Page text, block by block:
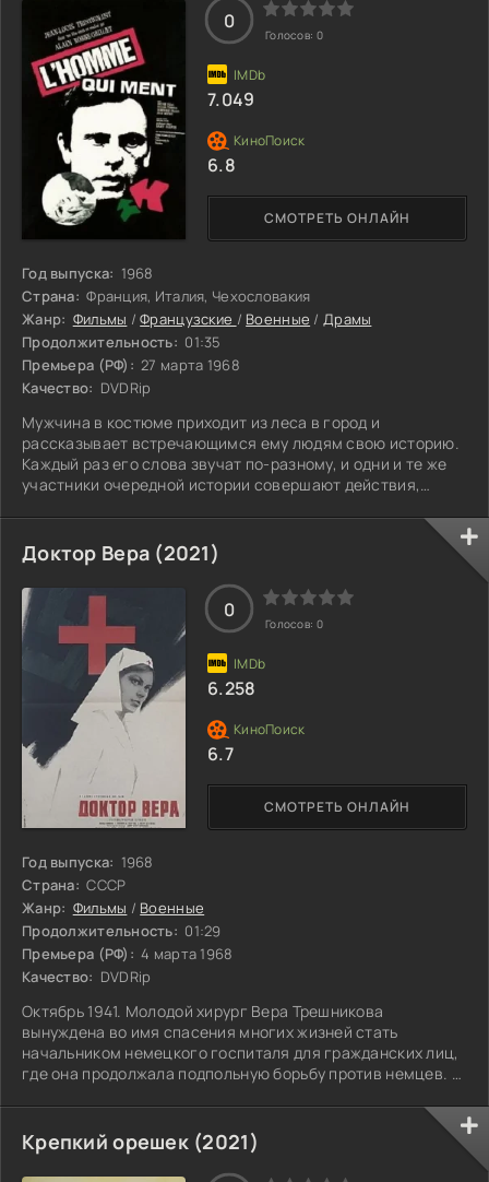
Год выпуска: 1968
Страна: Франция, Италия, Чехословакия
Жанр: Фильмы /Французские / Военные / Драмы
Продолжительность: 01:35
Премьера (РФ): 27 марта 1968
Качество: DVDRip
Мужчина в костюме приходит из леса в город и
рассказывает встречающимся ему людям свою историю.
Каждый раз его слова звучат по-разному, и одни и те же
участники очередной истории совершают действия,
рассказе. Вы скажете, что он лжец. Это слишком простое
объяснение всему тому, о чем показывает режиссер в
этой картине.
СМОТРЕТЬ ОНЛАЙН
0
Голосов: 0
7.049
6.8
Доктор Вера (2021)
Год выпуска: 1968
Страна: СССР
Жанр: Фильмы / Военные
Продолжительность: 01:29
Премьера (РФ): 4 марта 1968
Качество: DVDRip
Октябрь 1941. Молодой хирург Вера Трешникова
вынуждена во имя спасения многих жизней стать
начальником немецкого госпиталя для гражданских лиц,
где она продолжала подпольную борьбу против немцев. А
пособничестве фашистам...
СМОТРЕТЬ ОНЛАЙН
0
Голосов: 0
6.258
6.7
Крепкий орешек (2021)